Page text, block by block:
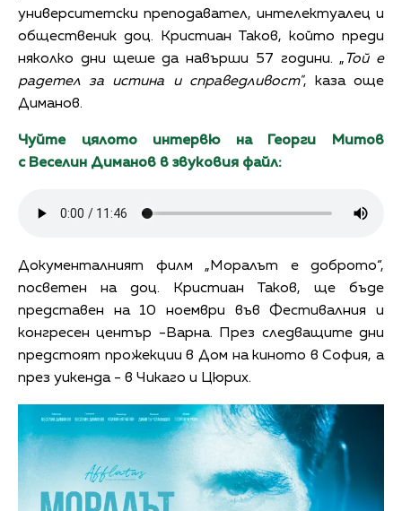
университетски преподавател, интелектуалец и
общественик доц. Кристиан Таков, който преди
няколко дни щеше да навърши 57 години. „ Той е
радетел за истина и справедливост", каза още
Диманов.
Чуйте цялото интервю на Георги Митов
с Веселин Диманов в звуковия файл:
Документалният филм „Моралът е доброто“,
посветен на доц. Кристиан Таков, ще бъде
представен на 10 ноември във Фестивалния и
конгресен център -Варна. През следващите дни
предстоят прожекции в Дом на киното в София, а
през уикенда - в Чикаго и Цюрих.